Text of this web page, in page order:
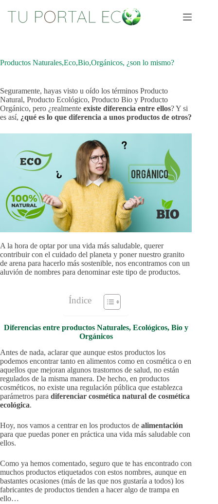
contenido
Productos Naturales,Eco,Bio,Orgánicos, ¿son lo mismo?
Seguramente, hayas visto u oído los términos Producto
Natural, Producto Ecológico, Producto Bio y Producto
Orgánico, pero ¿realmente existe diferencia entre ellos? Y si
es así, ¿qué es lo que diferencia a unos productos de otros?
A la hora de optar por una vida más saludable, querer
contribuir con el cuidado del planeta y poner nuestro granito
de arena para hacerlo más sostenible, nos encontramos con un
aluvión de nombres para denominar este tipo de productos.
Índice
Diferencias entre productos Naturales, Ecológicos, Bio y
Orgánicos
Antes de nada, aclarar que aunque estos productos los
podemos encontrar tanto en alimentos como en cosmética o en
aquellos que mejoran algunos trastornos de salud, no están
regulados de la misma manera. De hecho, en productos
cosméticos, no existe una regulación pública que establezca
parámetros para diferenciar cosmética natural de cosmética
ecológica.
Hoy, nos vamos a centrar en los productos de alimentación
para que puedas poner en práctica una vida más saludable con
ellos.
Como ya hemos comentado, seguro que te has encontrado con
muchos productos etiquetados con estos nombres, aunque en
bastantes ocasiones (más de las que nos gustaría a todos) los
fabricantes de productos tienden a hacer algo de trampa en
ello…